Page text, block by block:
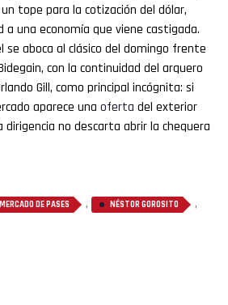
tope para la cotización del dólar,
a una economía que viene castigada.
se aboca al clásico del domingo frente
con la continuidad del arquero
Gill, como principal incógnita: si
aparece una oferta del exterior
dirigencia no descarta abrir la chequera
MERCADO DE PASES , NÉSTOR GOROSITO ,